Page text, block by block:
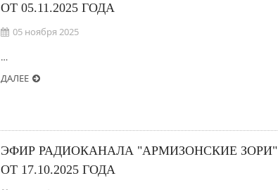
ОТ 05.11.2025 ГОДА
05 ноября 2025
…
ДАЛЕЕ
ЭФИР РАДИОКАНАЛА "АРМИЗОНСКИЕ ЗОРИ"
ОТ 17.10.2025 ГОДА